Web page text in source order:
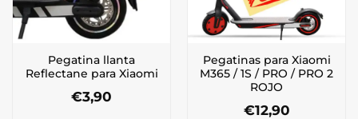
Pegatina llanta
Reflectane para Xiaomi
€3,90
Pegatinas para Xiaomi
M365 / 1S / PRO / PRO 2
ROJO
€12,90